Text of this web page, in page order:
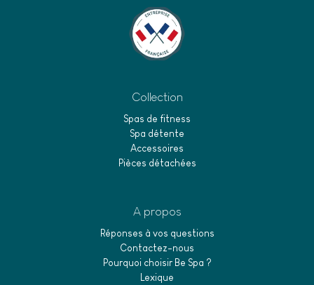
Collection
Spas de fitness
Spa détente
Accessoires
Pièces détachées
A propos
Réponses à vos questions
Contactez-nous
Pourquoi choisir Be Spa ?
Lexique